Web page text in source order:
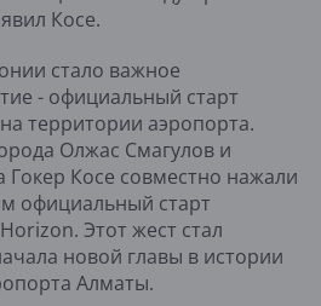
Косе.
стало важное
- официальный старт
территории аэропорта.
Олжас Смагулов и
Гокер Косе совместно нажали
официальный старт
Этот жест стал
новой главы в истории
Алматы.